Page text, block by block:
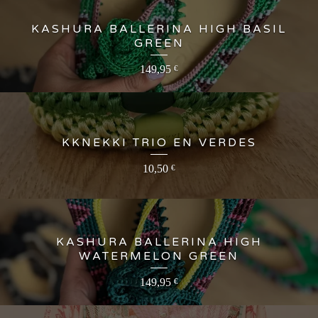
KASHURA BALLERINA HIGH BASIL
GREEN
149,95 €
KKNEKKI TRIO EN VERDES
10,50 €
KASHURA BALLERINA HIGH
WATERMELON GREEN
149,95€